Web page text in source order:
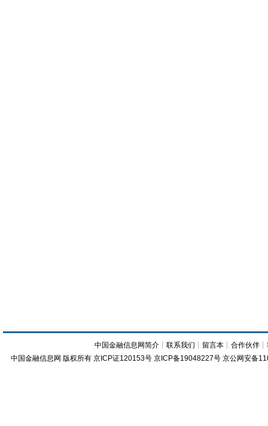
中国金融信息网简介 ┊联系我们 ┊ 留言本 ┊合作伙伴 ┊
中国金融信息网 版权所有 京ICP证120153号 京ICP备19048227号 京公网安备